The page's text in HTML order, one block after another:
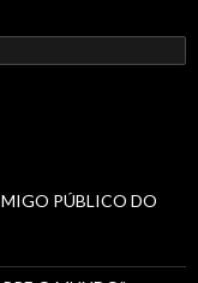
PÚBLICO DO